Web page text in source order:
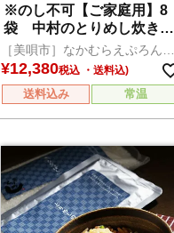
※のし不可【ご家庭用】8
袋 中村のとりめし炊き込
みセット
［美唄市］なかむらえぷろん倶
楽部
¥12,380税込
送料込み 常温